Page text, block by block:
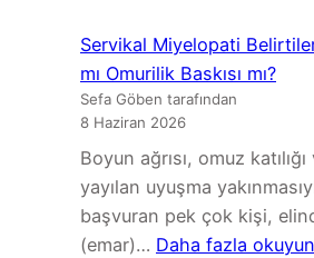
Var:
Ne
Adım
Adım
Aile
Rehberi
Servikal Miyelopati
mı Omurilik Baskısı mı?
Sefa Göben tarafından
8 Haziran 2026
Boyun ağrısı, omuz
yayılan uyuşma
başvuran pek çok kişi,
(emar)… Daha fazla okuyun